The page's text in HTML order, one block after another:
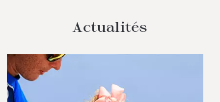
Actualités